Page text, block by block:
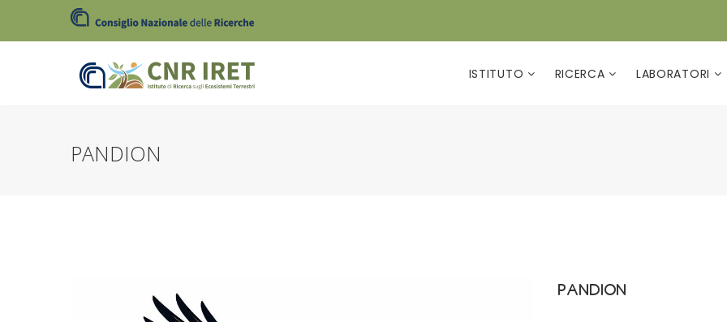
ISTITUTO RICERCA LABORATORI
PANDION
PANDION